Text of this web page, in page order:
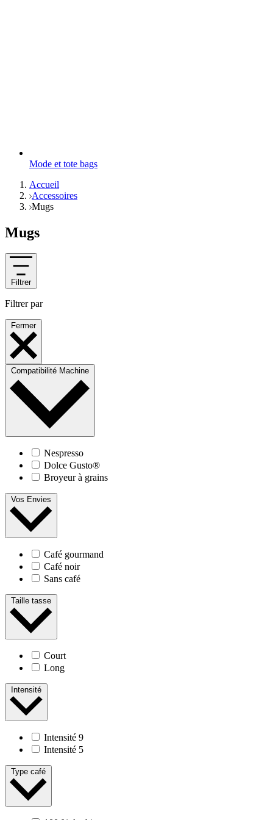
Mode et tote bags
Accueil
Accessoires
Mugs
Mugs
Filtrer
Filtrer par
Fermer
Compatibilité Machine
Nespresso
Dolce Gusto®
Broyeur à grains
Vos Envies
Café gourmand
Café noir
Sans café
Taille tasse
Court
Long
Intensité
Intensité 9
Intensité 5
Type café